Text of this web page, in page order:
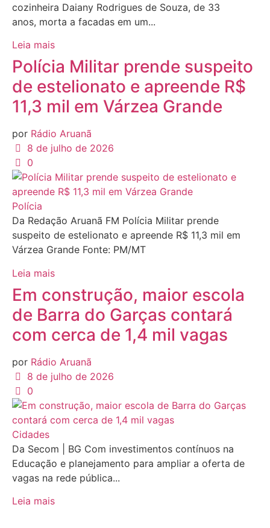
cozinheira Daiany Rodrigues de Souza, de 33
anos, morta a facadas em um...
Leia mais
Polícia Militar prende suspeito
de estelionato e apreende R$
11,3 mil em Várzea Grande
por Rádio Aruanã
8 de julho de 2026
0
Polícia
Da Redação Aruanã FM Polícia Militar prende
suspeito de estelionato e apreende R$ 11,3 mil em
Várzea Grande Fonte: PM/MT
Leia mais
Em construção, maior escola
de Barra do Garças contará
com cerca de 1,4 mil vagas
por Rádio Aruanã
8 de julho de 2026
0
Cidades
Da Secom | BG Com investimentos contínuos na
Educação e planejamento para ampliar a oferta de
vagas na rede pública...
Leia mais